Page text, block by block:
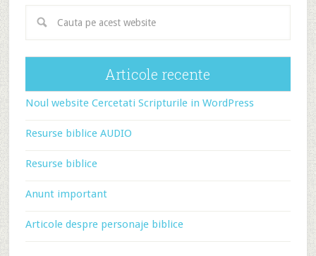
Articole recente
Noul website Cercetati Scripturile in WordPress
Resurse biblice AUDIO
Resurse biblice
Anunt important
Articole despre personaje biblice